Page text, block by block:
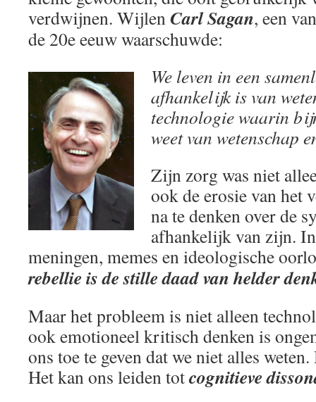
verdwijnen. WijlenCarl Sagan, een
de 20e eeuw waarschuwde:
We leven in een
afhankelijk is van
technologie waarin
weet van wetenschap
Zijn zorg was niet
ook de erosie van het
na te denken over de
afhankelijk van zijn.
meningen, memes en ideologische
rebellie is de stille daad van helder
Maar het probleem is niet alleen
ook emotioneel kritisch denken is
ons toe te geven dat we niet alles
Het kan ons leiden totcognitieve